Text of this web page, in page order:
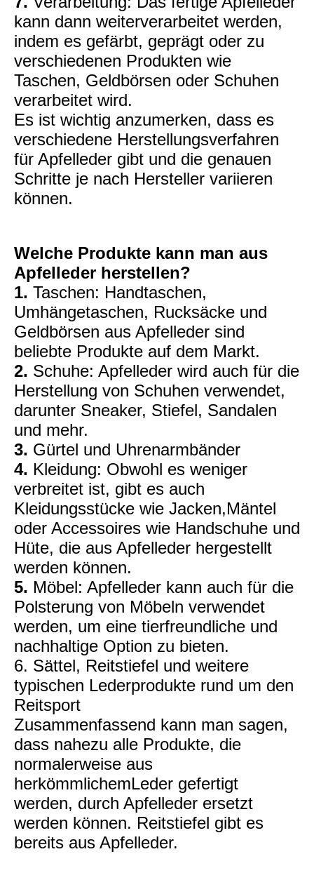
kann dann weiterverarbeitet werden,
indem es gefärbt, geprägt oder zu
verschiedenen Produkten wie
Taschen, Geldbörsen oder Schuhen
verarbeitet wird.
Es ist wichtig anzumerken, dass es
verschiedene Herstellungsverfahren
für Apfelleder gibt und die genauen
Schritte je nach Hersteller variieren
können.
Welche Produkte kann man aus
Apfelleder herstellen?
1. Taschen: Handtaschen,
Umhängetaschen, Rucksäcke und
Geldbörsen aus Apfelleder sind
beliebte Produkte auf dem Markt.
2. Schuhe: Apfelleder wird auch für die
Herstellung von Schuhen verwendet,
darunter Sneaker, Stiefel, Sandalen
und mehr.
3. Gürtel und Uhrenarmbänder
4. Kleidung: Obwohl es weniger
verbreitet ist, gibt es auch
Kleidungsstücke wie Jacken,Mäntel
oder Accessoires wie Handschuhe und
Hüte, die aus Apfelleder hergestellt
werden können.
5. Möbel: Apfelleder kann auch für die
Polsterung von Möbeln verwendet
werden, um eine tierfreundliche und
nachhaltige Option zu bieten.
6. Sättel, Reitstiefel und weitere
typischen Lederprodukte rund um den
Reitsport
Zusammenfassend kann man sagen,
dass nahezu alle Produkte, die
normalerweise aus
herkömmlichemLeder gefertigt
werden, durch Apfelleder ersetzt
werden können. Reitstiefel gibt es
bereits aus Apfelleder.